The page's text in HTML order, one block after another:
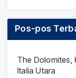
Pos-pos
The Dolomites,
Italia Utara